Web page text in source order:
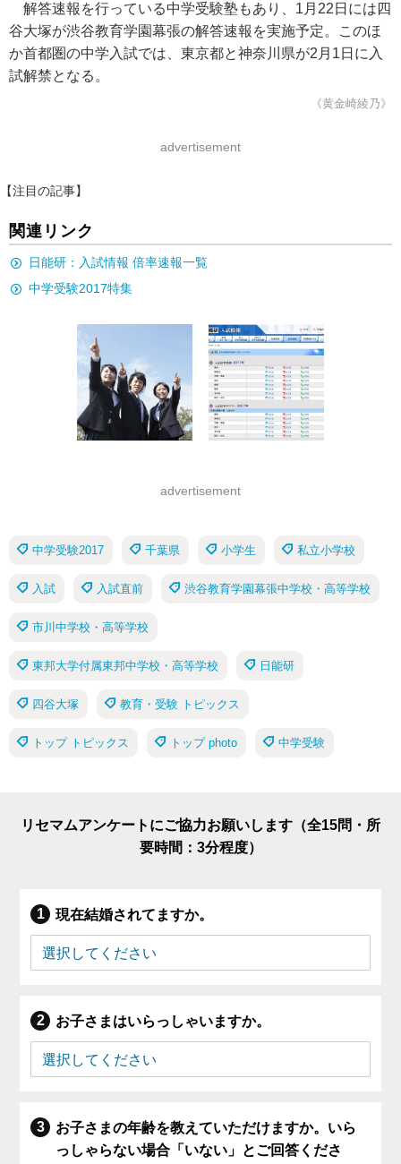
解答速報を行っている中学受験塾もあり、1月22日には四
谷大塚が渋谷教育学園幕張の解答速報を実施予定。このほ
か首都圏の中学入試では、東京都と神奈川県が2月1日に入
試解禁となる。
《黄金崎綾乃》
advertisement
【注目の記事】
関連リンク
日能研：入試情報 倍率速報一覧
中学受験2017特集
advertisement
中学受験2017 千葉県 小学生 私立小学校
入試 入試直前 渋谷教育学園幕張中学校・高等学校
市川中学校・高等学校
東邦大学付属東邦中学校・高等学校 日能研
四谷大塚 教育・受験 トピックス
トップ トピックス トップ photo 中学受験
リセマムアンケートにご協力お願いします（全15問・所
要時間：3分程度）
現在結婚されてますか。
お子さまはいらっしゃいますか。
お子さまの年齢を教えていただけますか。いら
っしゃらない場合「いない」とご回答くださ